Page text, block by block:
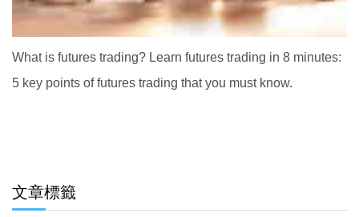
What is futures trading? Learn futures trading in 8 minutes:
5 key points of futures trading that you must know.
文章標籤